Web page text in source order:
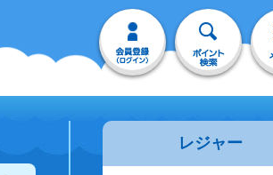
レジャー